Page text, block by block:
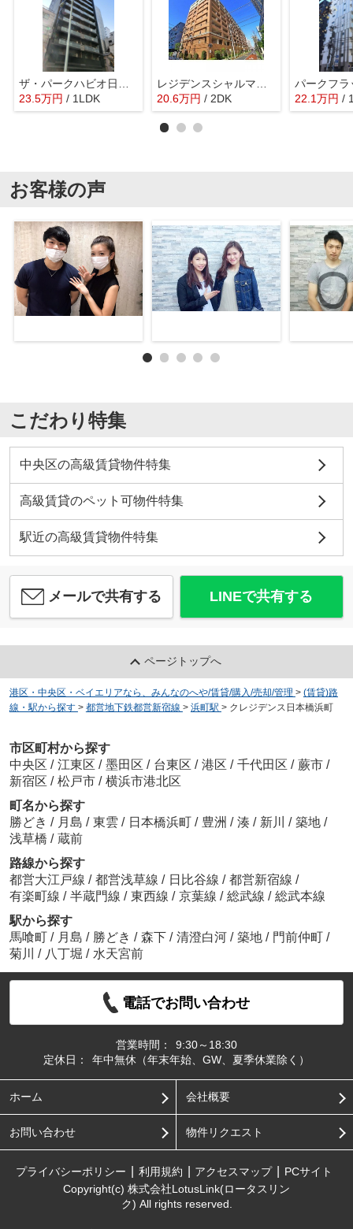
23.5万円 / 1LDK
20.6万円 / 2DK 22.1万円 /
お客様の声
こだわり特集
中央区の高級賃貸物件特集
高級賃貸のペット可物件特集
駅近の高級賃貸物件特集
メールで共有する LINEで共有する
ページトップへ
港区・中央区・ベイエリアなら、みんなのへや/賃貸/購入/売却/管理 > (賃貸)路
線・駅から探す > 都営地下鉄都営新宿線 > 浜町駅 > クレジデンス日本橋浜町
市区町村から探す
中央区 / 江東区 / 墨田区 / 台東区 / 港区 / 千代田区 / 蕨市 /
新宿区 / 松戸市 / 横浜市港北区
町名から探す
勝どき / 月島 / 東雲 / 日本橋浜町 / 豊洲 / 湊 / 新川 / 築地 /
浅草橋 / 蔵前
路線から探す
都営大江戸線 / 都営浅草線 / 日比谷線 / 都営新宿線 /
有楽町線 / 半蔵門線 / 東西線 / 京葉線 / 総武線 / 総武本線
駅から探す
馬喰町 / 月島 / 勝どき / 森下 / 清澄白河 / 築地 / 門前仲町 /
菊川
/ 八丁堀 / 水天宮前
電話でお問い合わせ
営業時間：
9:30～18:30
定休日：
年中無休（年末年始、GW、夏季休業除く）
ホーム 会社概要
お問い合わせ 物件リクエスト
プライバシーポリシー 利用規約 アクセスマップ
PCサイト
Copyright(c) 株式会社LotusLink(ロータスリン
ク) All rights reserved.